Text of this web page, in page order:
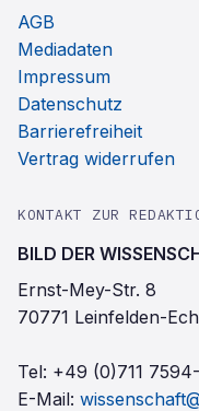
AGB
Mediadaten
Impressum
Datenschutz
Barrierefreiheit
Vertrag widerrufen
KONTAKT ZUR
BILD DER
Ernst-Mey-Str. 8
70771 Leinfelden-
Tel: +49 (0)711
E-Mail: